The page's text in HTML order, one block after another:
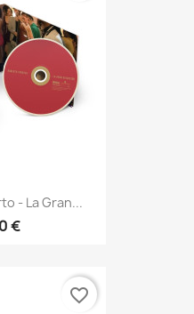
- La Gran...
€
favorite_border